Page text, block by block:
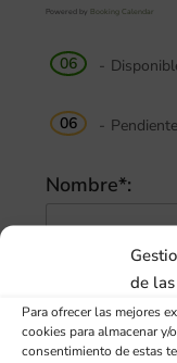
de
Para ofrecer las mejores
cookies para almacenar
consentimiento de estas
Powered by Booking Calendar
06 -
06 - Pendiente
Nombre*:
Apellidos*:
Email*: